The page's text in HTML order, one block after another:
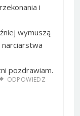
i
wymuszą
pozdrawiam.
ODPOWIEDZ